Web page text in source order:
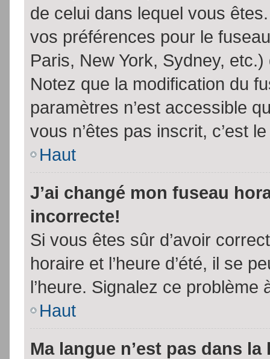
de celui dans lequel vous
vos préférences pour le
Paris, New York, Sydney,
Notez que la modification du
paramètres n’est accessible
vous n’êtes pas inscrit, c’est
Haut
J’ai changé mon fuseau
incorrecte!
Si vous êtes sûr d’avoir
horaire et l’heure d’été, il se
l’heure. Signalez ce problème
Haut
Ma langue n’est pas dans la